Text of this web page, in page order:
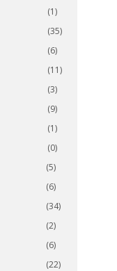
(1)
(35)
(6)
(11)
(3)
(9)
(1)
(0)
(5)
(6)
(34)
(2)
(6)
(22)